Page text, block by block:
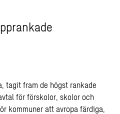
tagit fram de högst rankade
för förskolor, skolor och
kommuner att avropa färdiga,